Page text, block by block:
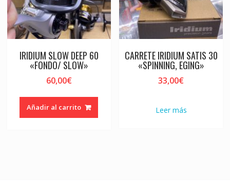
IRIDIUM SLOW DEEP 60
«FONDO/ SLOW»
60,00€
Añadir al carrito
CARRETE IRIDIUM SATIS 30
«SPINNING, EGING»
33,00€
Leer más